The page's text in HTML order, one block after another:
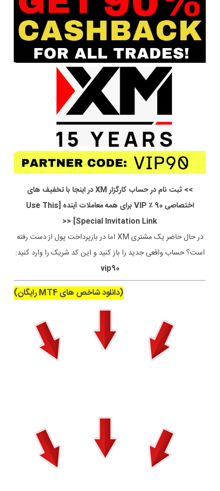
>> ثبت نام در حساب کارگزار XM در اینجا با تخفیف های
اختصاصی 90 ٪ VIP برای همه معاملات آینده [Use This
Special Invitation Link] <<
در حال حاضر یک مشتری XM اما در بازپرداخت پول از دست رفته
است؟ حساب واقعی جدید را باز کنید و این کد شریک را وارد کنید:
vip90
(دانلود شاخص های MT4 رایگان)